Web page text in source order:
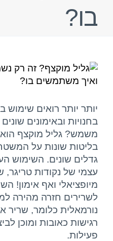
סוגי הטיפולים
אודות
יצירת קשר
בו?
צפה
בתמונה
יותר יותר רואים שימוש
בחנויות ובאימונים
משמש? גליל מוקצף
בליטות שונות על
גדלים שונים. השימוש
עצמי של נקודות טריגר,
מיופציאלי ואף אימון!
לשרירים חזרה מהירה
נורמאלית כלומר, שריר
רגישות כאובות ומוכן
פעילות.